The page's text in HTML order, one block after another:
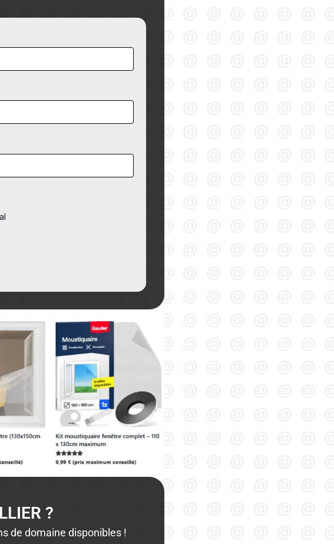
?
de domaine disponibles !